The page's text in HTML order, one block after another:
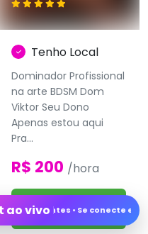
Tenho Local
Dominador Profissional
na arte BDSM Dom
Viktor Seu Dono
Apenas estou aqui
Pra...
R$ 200 /hora
WHATSAPP
ao vivoe conheça pessoas •